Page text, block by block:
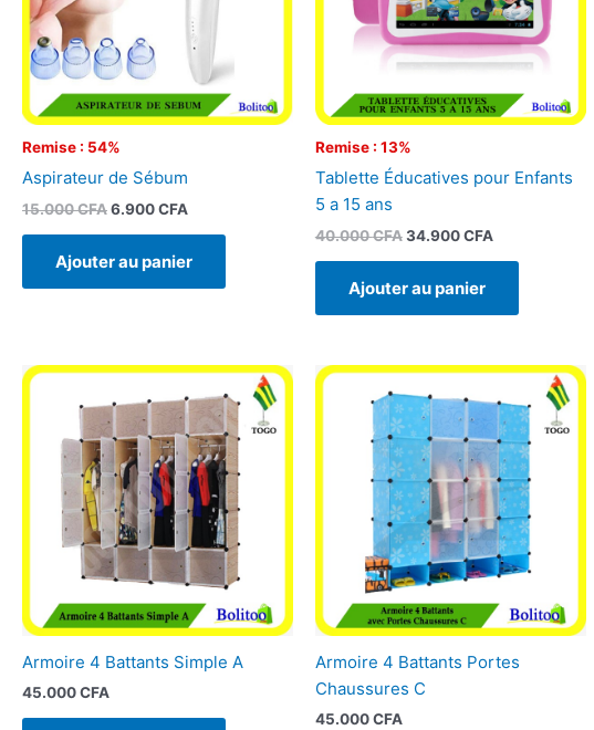
Remise : 54%
Aspirateur de Sébum
15.000CFA6.900CFA
Ajouter au panier
Remise : 13%
Tablette Éducatives pour Enfants
5 a 15 ans
40.000CFA 34.900CFA
Ajouter au panier
Armoire 4 Battants Simple A
45.000CFA
Armoire 4 Battants Portes
Chaussures C
45.000CFA